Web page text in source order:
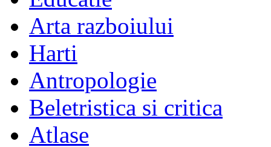
Arta razboiului
Harti
Antropologie
Beletristica si critica
Atlase